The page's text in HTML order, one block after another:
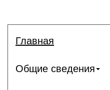
Главная
Общие сведения